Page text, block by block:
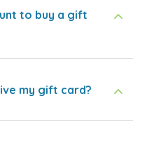
to buy a gift
my gift card?